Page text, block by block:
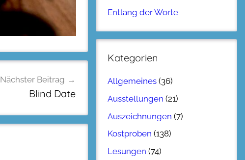
Nächster Beitrag
Blind Date
Entlang der Worte
Kategorien
Allgemeines (36)
Ausstellungen (21)
Auszeichnungen (7)
Kostproben (138)
Lesungen (74)